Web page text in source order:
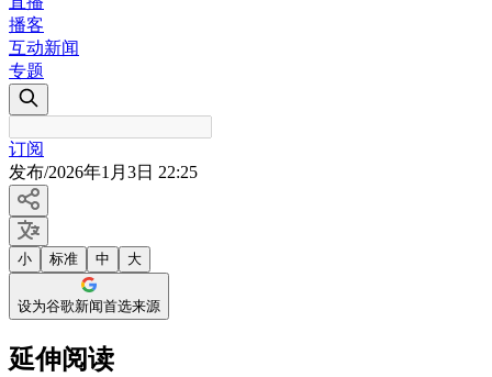
播客
互动新闻
专题
订阅
发布/2026年1月3日 22:25
小 标准 中 大
设为谷歌新闻首选来源
延伸阅读